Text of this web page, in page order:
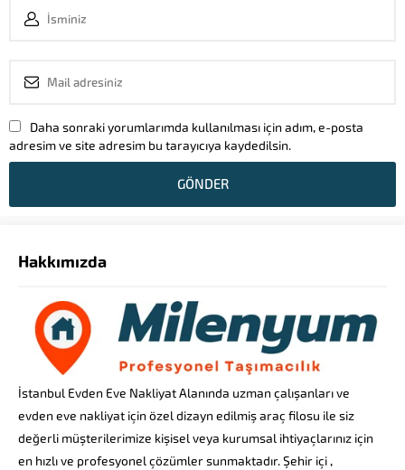
Daha sonraki yorumlarımda kullanılması için adım, e-posta
adresim ve site adresim bu tarayıcıya kaydedilsin.
Hakkımızda
İstanbul Evden Eve Nakliyat Alanında uzman çalışanları ve
evden eve nakliyat için özel dizayn edilmiş araç filosu ile siz
değerli müşterilerimize kişisel veya kurumsal ihtiyaçlarınız için
en hızlı ve profesyonel çözümler sunmaktadır. Şehir içi ,